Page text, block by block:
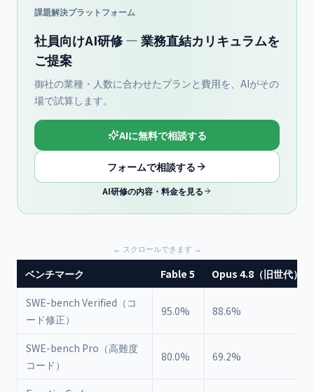
課題解決プラットフォーム
社員向けAI研修 — 業務直結カリキュラムを
ご提案
御社の業種・人数に合わせたプランと費用を、AIがその
場で試算します。
AIに無料で相談する
フォームで相談する
AI研修の内容・料金を見る
ベンチマーク Fable 5 Opus 4.8（旧世代）
SWE-bench Verified（コ
ード修正）
95.0% 88.6%
SWE-bench Pro（高難度
コード）
80.0% 69.2%